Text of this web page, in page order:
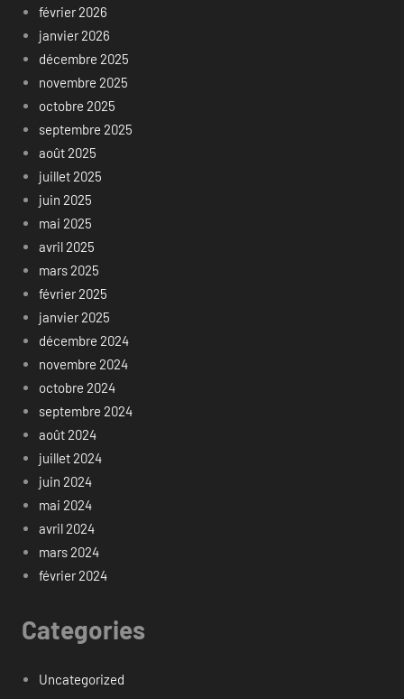
février 2026
janvier 2026
décembre 2025
novembre 2025
octobre 2025
septembre 2025
août 2025
juillet 2025
juin 2025
mai 2025
avril 2025
mars 2025
février 2025
janvier 2025
décembre 2024
novembre 2024
octobre 2024
septembre 2024
août 2024
juillet 2024
juin 2024
mai 2024
avril 2024
mars 2024
février 2024
Categories
Uncategorized